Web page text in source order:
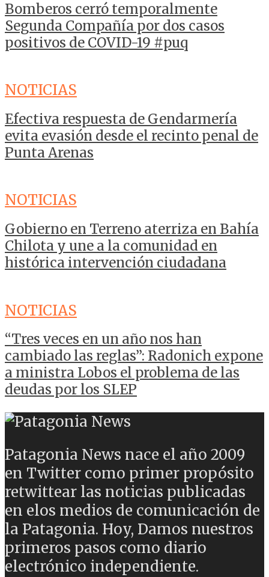
Bomberos cerró temporalmente
Segunda Compañía por dos casos
positivos de COVID-19 #puq
NOTICIAS
Efectiva respuesta de Gendarmería
evita evasión desde el recinto penal de
Punta Arenas
NOTICIAS
Gobierno en Terreno aterriza en Bahía
Chilota y une a la comunidad en
histórica intervención ciudadana
NOTICIAS
“Tres veces en un año nos han
cambiado las reglas”: Radonich expone
a ministra Lobos el problema de las
deudas por los SLEP
Patagonia News nace el año 2009
en Twitter como primer propósito
retwittear las noticias publicadas
en elos medios de comunicación de
la Patagonia. Hoy, Damos nuestros
primeros pasos como diario
electrónico independiente.